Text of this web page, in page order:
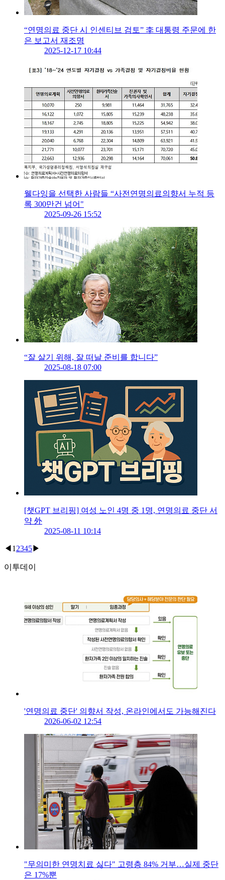
“연명의료 중단 시 인센티브 검토” 李 대통령 주문에 한
은 보고서 재조명
2025-12-17 10:44
웰다잉을 선택한 사람들 “사전연명의료의향서 누적 등
록 300만건 넘어"
2025-09-26 15:52
“잘 살기 위해, 잘 떠날 준비를 합니다”
2025-08-18 07:00
[챗GPT 브리핑] 여성 노인 4명 중 1명, 연명의료 중단 서
약 外
2025-08-11 10:14
◀ 1 2345▶
이투데이
'연명의료 중단' 의향서 작성, 온라인에서도 가능해진다
2026-06-02 12:54
"무의미한 연명치료 싫다" 고령층 84% 거부…실제 중단
은 17%뿐